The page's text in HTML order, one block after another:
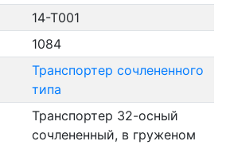
14-Т001
1084
Транспортер сочлененного
типа
Транспортер 32-осный
сочлененный, в груженом